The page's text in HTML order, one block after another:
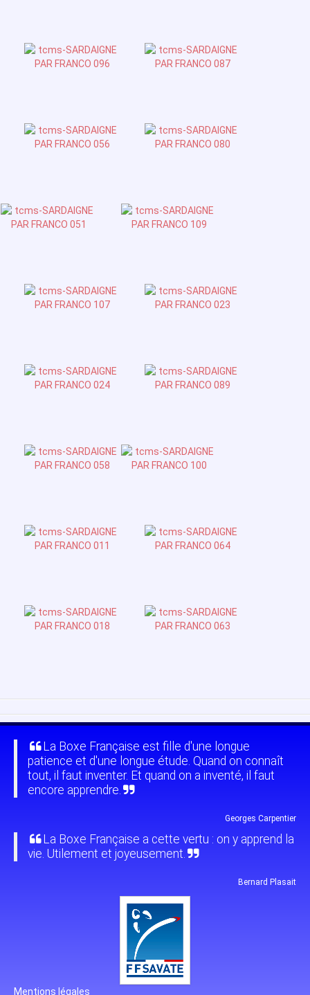
La Boxe Française est fille d'une longue
patience et d'une longue étude. Quand on connaît
tout, il faut inventer. Et quand on a inventé, il faut
encore apprendre.
Georges Carpentier
La Boxe Française a cette vertu : on y apprend la
vie. Utilement et joyeusement.
Bernard Plasait
Mentions légales